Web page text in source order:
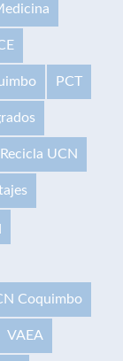
PCT
Recicla UCN
Coquimbo
VAEA